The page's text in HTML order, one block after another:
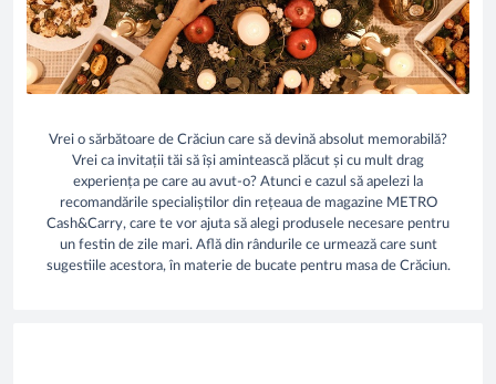
Vrei o sărbătoare de Crăciun care să devină absolut memorabilă?
Vrei ca invitații tăi să își amintească plăcut și cu mult drag
experiența pe care au avut-o? Atunci e cazul să apelezi la
recomandările specialiștilor din rețeaua de magazine METRO
Cash&Carry, care te vor ajuta să alegi produsele necesare pentru
un festin de zile mari. Află din rândurile ce urmează care sunt
sugestiile acestora, în materie de bucate pentru masa de Crăciun.